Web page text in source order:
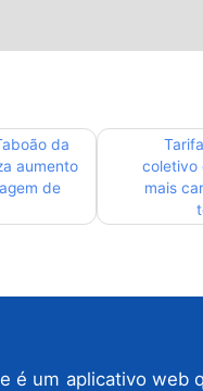
da
aumento
de
coletivo
mais
é um aplicativo web